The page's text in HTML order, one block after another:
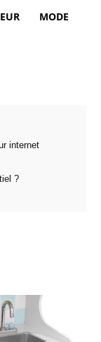
MODE
internet
?